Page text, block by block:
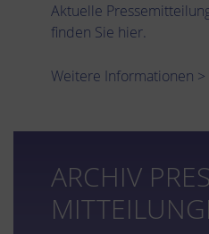
Aktuelle
finden Sie hier.
Weitere Informationen >
ARCHIV